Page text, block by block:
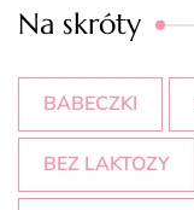
Na skróty
BABECZKI
BEZ LAKTOZY